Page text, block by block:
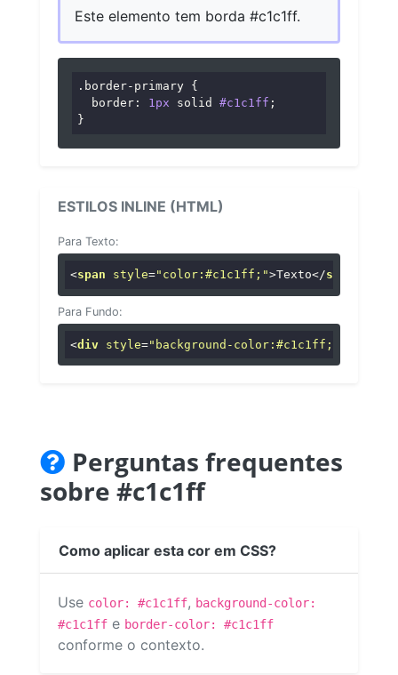
Este elemento tem borda #c1c1ff.
.border-primary {
border : 1px solid #c1c1ff ;
}
ESTILOS INLINE (HTML)
Para Texto:
<span style="color:#c1c1ff;">Texto</span
Para Fundo:
<div style="background-color:#c1c1ff;"
Perguntas frequentes
sobre #c1c1ff
Como aplicar esta cor em CSS?
Use color: #c1c1ff, background-color:
#c1c1ff e border-color: #c1c1ff
conforme o contexto.